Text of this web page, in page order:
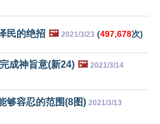
民的绝招 🖼️ 2021/3/23 (497,678次)
成神旨意(新24) 🖼️ 2021/3/14
够容忍的范围(8图) 2021/3/13